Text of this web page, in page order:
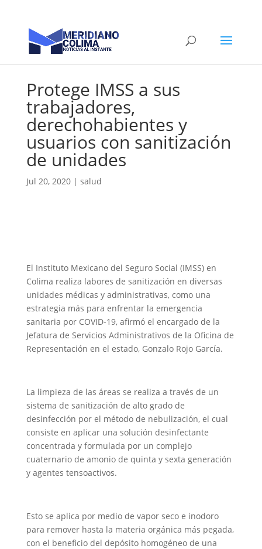
Protege IMSS a sus
trabajadores,
derechohabientes y
usuarios con sanitización
de unidades
Jul 20, 2020| salud
El Instituto Mexicano del Seguro Social (IMSS) en
Colima realiza labores de sanitización en diversas
unidades médicas y administrativas, como una
estrategia más para enfrentar la emergencia
sanitaria por COVID-19, afirmó el encargado de la
Jefatura de Servicios Administrativos de la Oficina de
Representación en el estado, Gonzalo Rojo García.
La limpieza de las áreas se realiza a través de un
sistema de sanitización de alto grado de
desinfección por el método de nebulización, el cual
consiste en aplicar una solución desinfectante
concentrada y formulada por un complejo
cuaternario de amonio de quinta y sexta generación
y agentes tensoactivos.
Esto se aplica por medio de vapor seco e inodoro
para remover hasta la materia orgánica más pegada,
con el beneficio del depósito homogéneo de una